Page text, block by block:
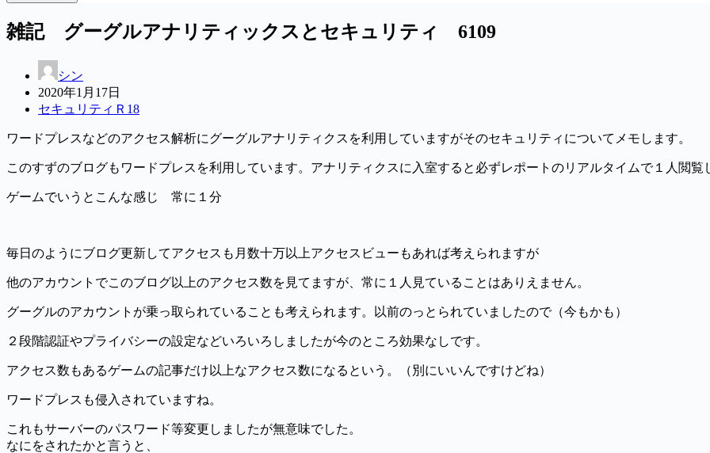
雑記 グーグルアナリティックスとセキュリティ 6109
シン
2020年1月17日
セキュリティＲ18
ワードプレスなどのアクセス解析にグーグルアナリティクスを利用していますがそのセキュリティについてメモします。
このすずのブログもワードプレスを利用しています。アナリティクスに入室すると必ずレポートのリアルタイムで１人閲覧
ゲームでいうとこんな感じ 常に１分
毎日のようにブログ更新してアクセスも月数十万以上アクセスビューもあれば考えられますが
他のアカウントでこのブログ以上のアクセス数を見てますが、常に１人見ていることはありえません。
グーグルのアカウントが乗っ取られていることも考えられます。以前のっとられていましたので（今もかも）
２段階認証やプライバシーの設定などいろいろしましたが今のところ効果なしです。
アクセス数もあるゲームの記事だけ以上なアクセス数になるという。（別にいいんですけどね）
ワードプレスも侵入されていますね。
これもサーバーのパスワード等変更しましたが無意味でした。
なにをされたかと言うと、